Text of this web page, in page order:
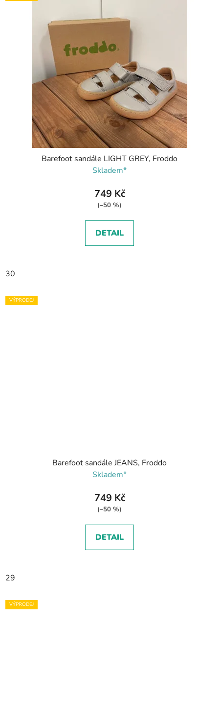
Barefoot sandále LIGHT GREY, Froddo
Skladem*
749 Kč
(–50 %)
DETAIL
30
VÝPRODEJ
Barefoot sandále JEANS, Froddo
Skladem*
749 Kč
(–50 %)
DETAIL
29
VÝPRODEJ